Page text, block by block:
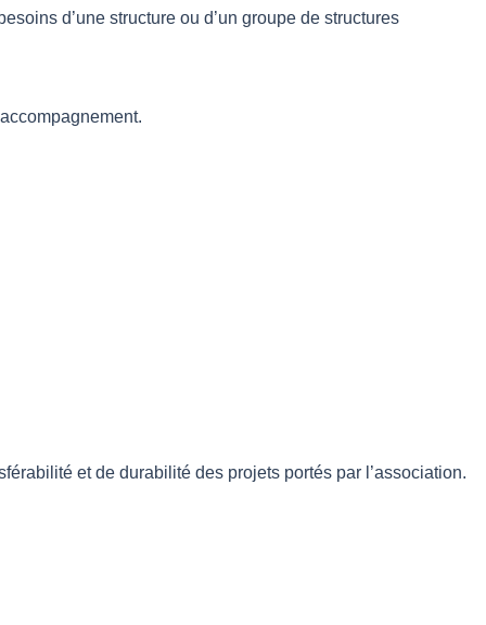
d’une structure ou d’un groupe de structures
et de durabilité des projets portés par l’association.